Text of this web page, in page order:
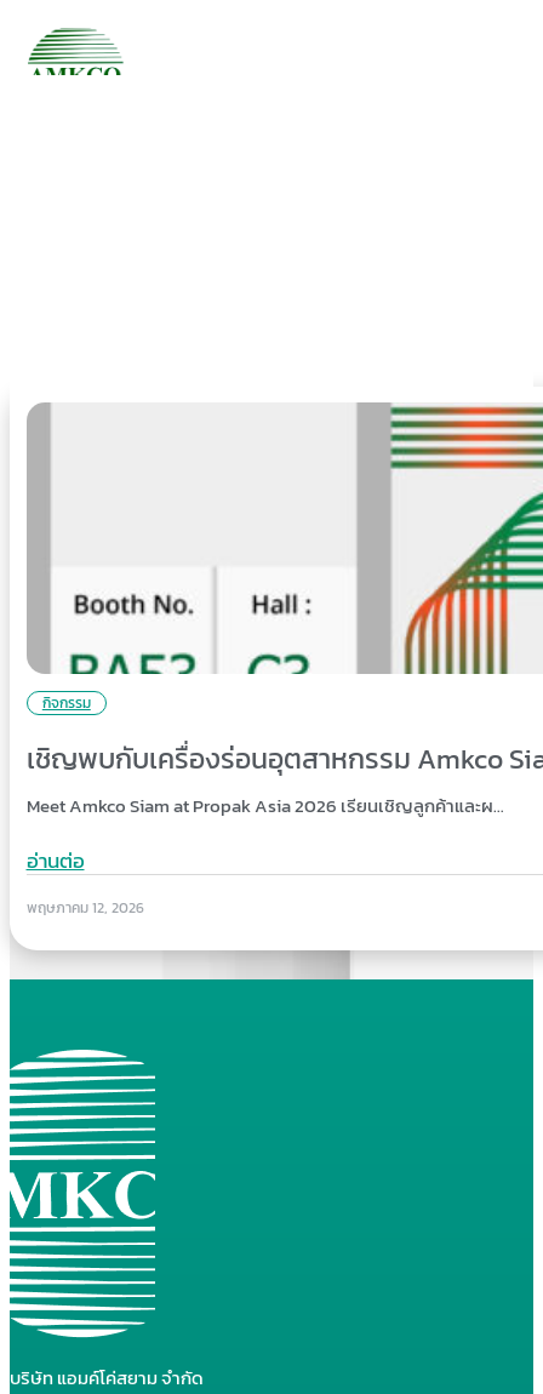
กิจกรรม
เชิญพบกับเครื่องร่อนอุตสาหกรรม Amkco
Meet Amkco Siam at Propak Asia 2026 เรียนเชิญลูกค้าและผ…
อ่านต่อ
พฤษภาคม 12, 2026
บริษัท แอมค์โค่สยาม จำกัด